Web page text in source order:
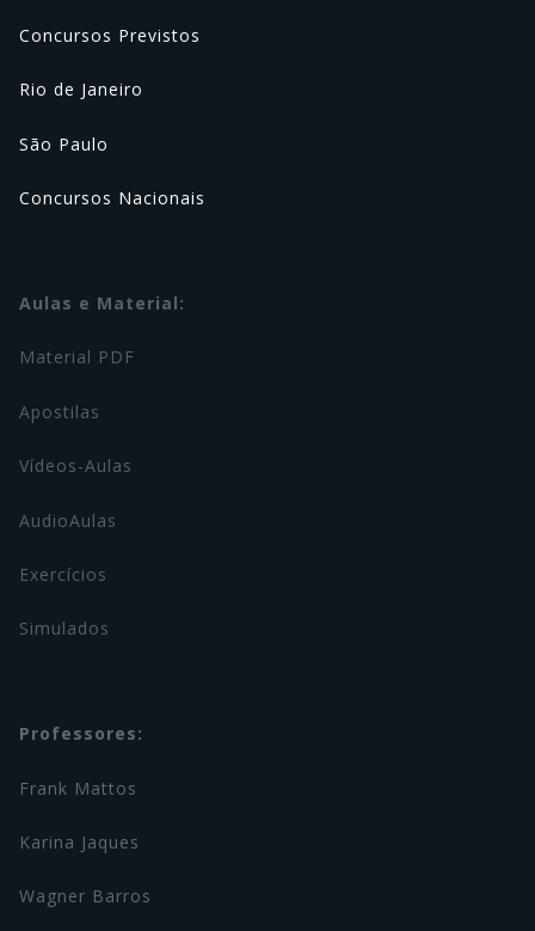
Concursos Previstos
Rio de Janeiro
São Paulo
Concursos Nacionais
Aulas e Material:
Material PDF
Apostilas
Vídeos-Aulas
AudioAulas
Exercícios
Simulados
Professores:
Frank Mattos
Karina Jaques
Wagner Barros